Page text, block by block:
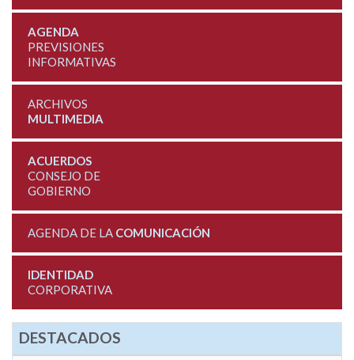
AGENDA
PREVISIONES
INFORMATIVAS
ARCHIVOS
MULTIMEDIA
ACUERDOS
CONSEJO DE
GOBIERNO
AGENDA DE LA COMUNICACIÓN
IDENTIDAD
CORPORATIVA
DESTACADOS